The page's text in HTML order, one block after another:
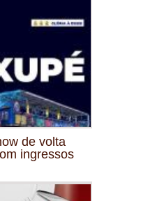
de volta
ingressos